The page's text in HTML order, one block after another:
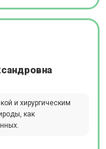
и хирургическим
как